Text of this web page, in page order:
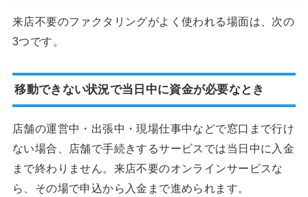
来店不要のファクタリングがよく使われる場面は、次の
3つです。
移動できない状況で当日中に資金が必要なとき
店舗の運営中・出張中・現場仕事中などで窓口まで行け
ない場合、店舗で手続きするサービスでは当日中に入金
まで終わりません。来店不要のオンラインサービスな
ら、その場で申込から入金まで進められます。